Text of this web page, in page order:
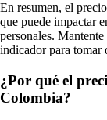
En resumen, el
que puede impactar
personales.
indicador para tomar
¿Por qué el
Colombia?